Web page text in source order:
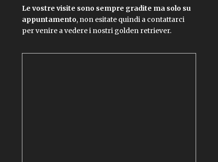
Le vostre visite sono sempre gradite ma solo su
appuntamento, non esitate quindi a contattarci
per venire a vedere i nostri golden retriever.